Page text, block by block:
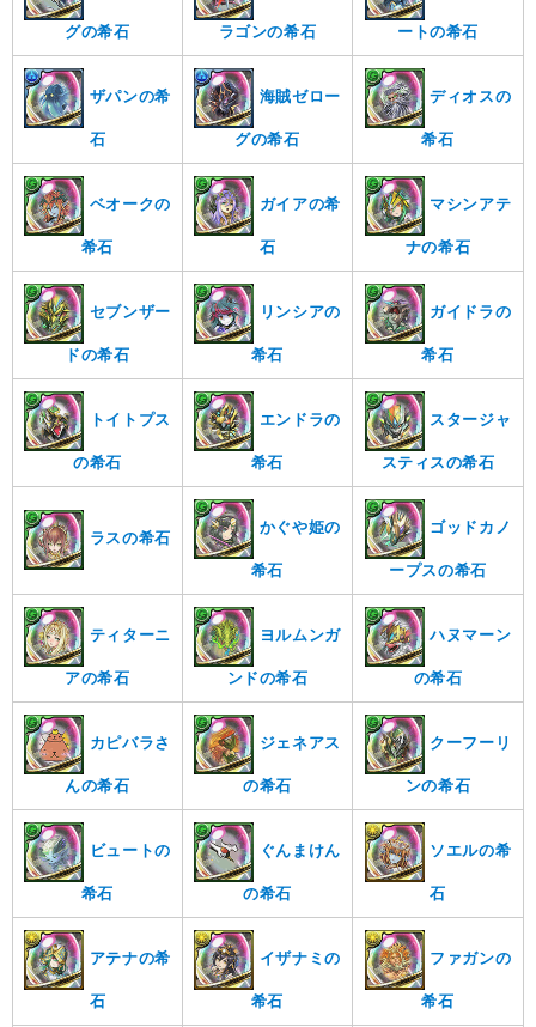
グの希石 ラゴンの希石 ートの希石
ザパンの希
石
海賊ゼロー
グの希石
ディオスの
希石
ベオークの
希石
ガイアの希
石
マシンアテ
ナの希石
セブンザー
ドの希石
リンシアの
希石
ガイドラの
希石
トイトプス
の希石
エンドラの
希石
スタージャ
スティスの希石
ラスの希石
かぐや姫の
希石
ゴッドカノ
ープスの希石
ティターニ
アの希石
ヨルムンガ
ンドの希石
ハヌマーン
の希石
カピバラさ
んの希石
ジェネアス
の希石
クーフーリ
ンの希石
ビュートの
希石
ぐんまけん
の希石
ソエルの希
石
アテナの希
石
イザナミの
希石
ファガンの
希石